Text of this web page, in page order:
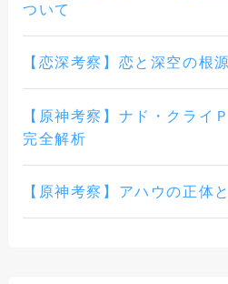
ついて
【恋深考察】恋と深空の根
【原神考察】ナド・クライ
完全解析
【原神考察】アハウの正体